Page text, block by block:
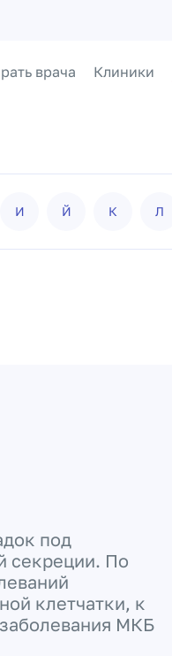
врача Клиники
И Й К Л
под
секреции. По
клетчатки, к
МКБ